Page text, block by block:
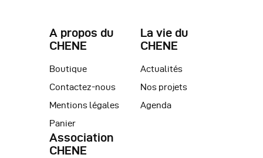
A propos du
CHENE
Boutique
Contactez-nous
Mentions légales
Panier
La vie du
CHENE
Actualités
Nos projets
Agenda
Association
CHENE